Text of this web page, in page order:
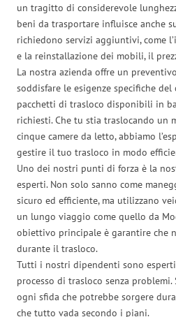
un tragitto di considerevole
beni da trasportare influisce anche
richiedono servizi aggiuntivi, come
e la reinstallazione dei mobili, il
La nostra azienda offre un
soddisfare le esigenze specifiche
pacchetti di trasloco disponibili in
richiesti. Che tu stia traslocando un
cinque camere da letto, abbiamo
gestire il tuo trasloco in modo
Uno dei nostri punti di forza è la
esperti. Non solo sanno come
sicuro ed efficiente, ma utilizzano
un lungo viaggio come quello da
obiettivo principale è garantire che
durante il trasloco.
Tutti i nostri dipendenti sono
processo di trasloco senza
ogni sfida che potrebbe sorgere
che tutto vada secondo i piani.